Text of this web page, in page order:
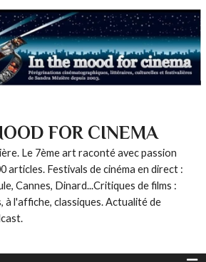
FOR CINEMA
Le 7ème art raconté avec passion
articles. Festivals de cinéma en direct :
Cannes, Dinard...Critiques de films :
à l'affiche, classiques. Actualité de